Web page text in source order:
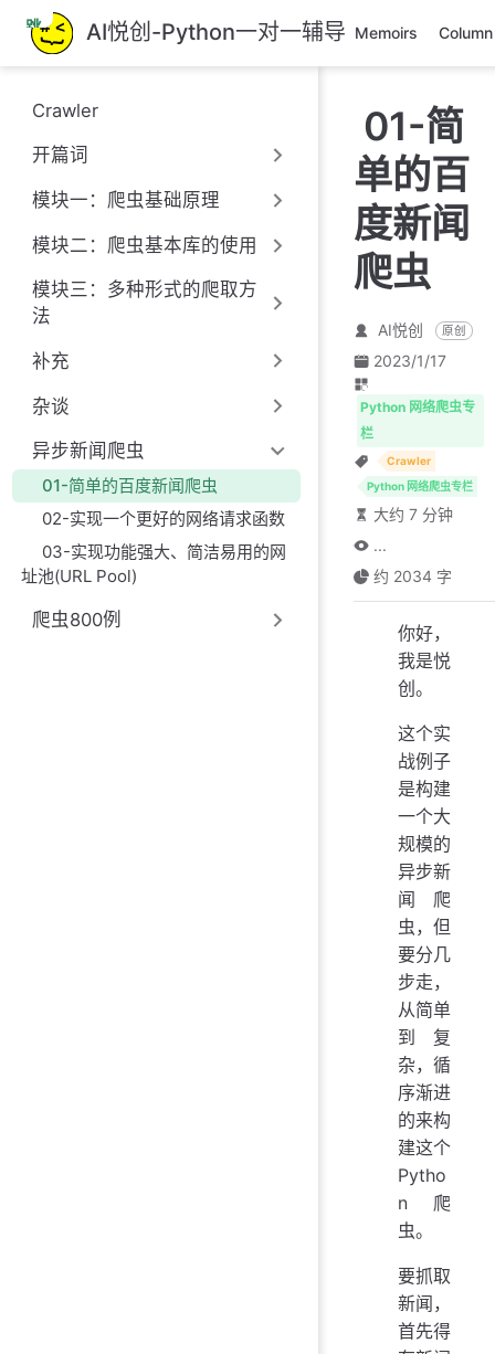
跳
至
主
內
容
AI悦创-Python一对一辅导 Memoirs Column
Crawler
开篇词
模块一：爬虫基础原理
模块二：爬虫基本库的使用
模块三：多种形式的爬取方
法
补充
杂谈
异步新闻爬虫
01-简单的百度新闻爬虫
02-实现一个更好的网络请求函数
03-实现功能强大、简洁易用的网
址池(URL Pool)
爬虫800例
01-简
单的百
度新闻
爬虫
AI悦创 原创
2023/1/17
Python 网络爬虫专
栏
Crawler
Python 网络爬虫专栏
大约 7 分钟
...
约 2034 字
你好，
我是悦
创。
这个实
战例子
是构建
一个大
规模的
异步新
闻爬
虫，但
要分几
步走，
从简单
到复
杂，循
序渐进
的来构
建这个
Pytho
n 爬
虫。
要抓取
新闻，
首先得